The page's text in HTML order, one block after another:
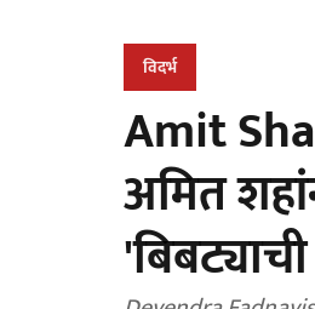
विदर्भ
Amit
अमित